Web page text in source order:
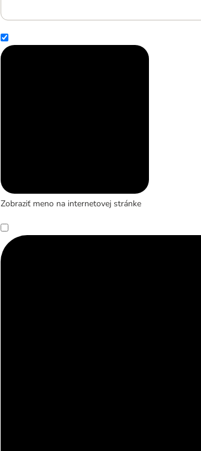
Zobraziť meno na internetovej stránke